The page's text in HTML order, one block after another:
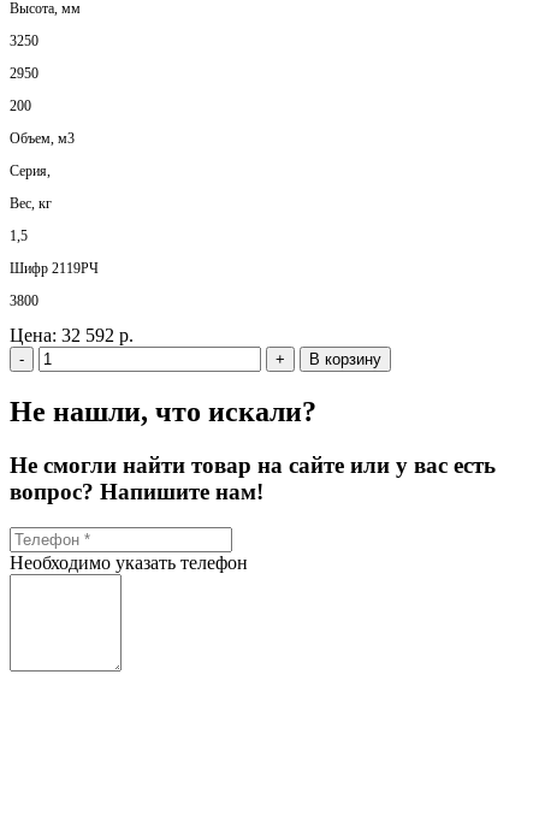
Высота, мм
3250
2950
200
Объем, м3
Серия,
Вес, кг
1,5
Шифр 2119РЧ
3800
Цена: 32 592 р.
- + В корзину
Не нашли, что искали?
Не смогли найти товар на сайте или у вас есть
вопрос? Напишите нам!
Необходимо указать телефон